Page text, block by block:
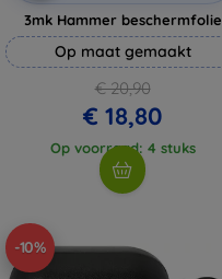
3mk Hammer beschermfolie
Op maat gemaakt
€ 20,90
€ 18,80
Op voorraad: 4 stuks
-10%